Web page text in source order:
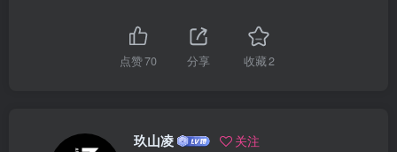
点赞70 分享 收藏2
玖山凌 关注